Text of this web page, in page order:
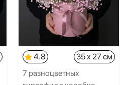
4.8
35 x 27 см
7 разноцветных